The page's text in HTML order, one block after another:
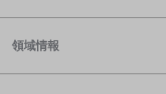
領域情報